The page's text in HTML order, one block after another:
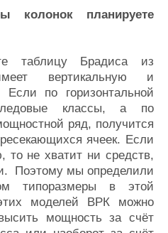
колонок планируете
таблицу Брадиса из
вертикальную и
Если по горизонтальной
классы, а по
ряд, получится
ячеек. Если
не хватит ни средств,
Поэтому мы определили
типоразмеры в этой
моделей ВРК можно
мощность за счёт